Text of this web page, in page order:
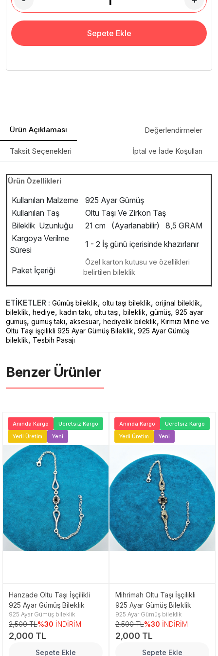
Sepete Ekle
Ürün Açıklaması Değerlendirmeler
Taksit Seçenekleri İptal ve İade Koşulları
Ürün Özellikleri
Kullanılan Malzeme
925 Ayar Gümüş
Kullanılan Taş
Oltu Taşı Ve Zirkon Taş
Bileklik Uzunluğu
21 cm (Ayarlanabilir) 8,5 GRAM
Kargoya Verilme
Süresi
1 - 2 İş günü içerisinde khazırlanır
Paket İçeriği
Özel karton kutusu ve özellikleri
belirtilen bileklik
ETİKETLER : Gümüş bileklik, oltu taşı bileklik, orijinal bileklik,
bileklik, hediye, kadın takı, oltu taşı, bileklik, gümüş, 925 ayar
gümüş, gümüş takı, aksesuar, hediyelik bileklik, Kırmızı Mine ve
Oltu Taşı işçilikli 925 Ayar Gümüş Bileklik, 925 Ayar Gümüş
bileklik, Tesbih Pasajı
Benzer Ürünler ️
Anında Kargo
Ücretsiz Kargo
Yerli Üretim
Yeni
Hanzade Oltu Taşı İşçilikli
925 Ayar Gümüş Bileklik
925 Ayar Gümüş bileklik
2,500 TL%30 İNDİRİM
2,000 TL
Sepete Ekle
Anında Kargo
Ücretsiz Kargo
Yerli Üretim
Yeni
Mihrimah Oltu Taşı İşçilikli
925 Ayar Gümüş Bileklik
925 Ayar Gümüş bileklik
2,500 TL%30 İNDİRİM
2,000 TL
Sepete Ekle